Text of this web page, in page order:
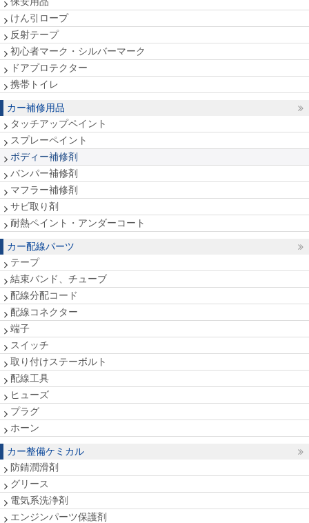
けん引ロープ
反射テープ
初心者マーク・シルバーマーク
ドアプロテクター
携帯トイレ
カー補修用品
タッチアップペイント
スプレーペイント
ボディー補修剤
バンパー補修剤
マフラー補修剤
サビ取り剤
耐熱ペイント・アンダーコート
カー配線パーツ
テープ
結束バンド、チューブ
配線分配コード
配線コネクター
端子
スイッチ
取り付けステーボルト
配線工具
ヒューズ
プラグ
ホーン
カー整備ケミカル
防錆潤滑剤
グリース
電気系洗浄剤
エンジンパーツ保護剤